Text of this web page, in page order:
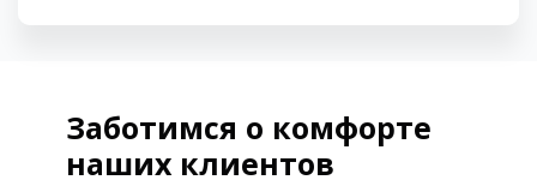
Заботимся о комфорте
наших клиентов